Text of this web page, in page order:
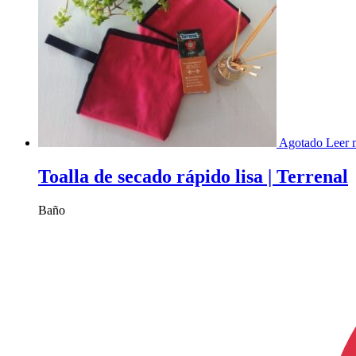
Agotado Leer
Toalla de secado rápido lisa | Terrenal
Baño